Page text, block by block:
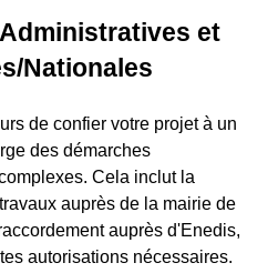
et
Nationales
de confier votre projet à un
des démarches
Cela inclut la
auprès de la mairie de
auprès d'Enedis,
autorisations nécessaires.